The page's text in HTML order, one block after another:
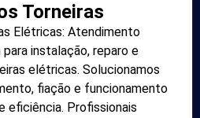
Torneiras
Elétricas: Atendimento
instalação, reparo e
elétricas. Solucionamos
fiação e funcionamento
eficiência. Profissionais